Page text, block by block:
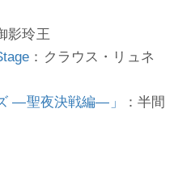
影玲王
：クラウス・リュネ
―聖夜決戦編―」
：半間